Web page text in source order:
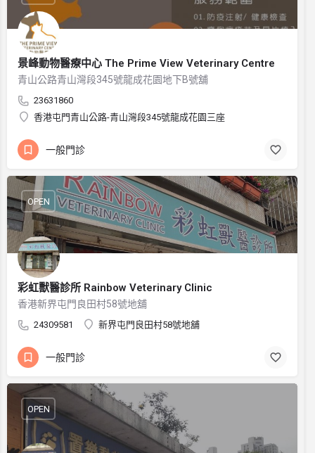
景峰動物醫療中心 The Prime View Veterinary Centre
青山公路青山灣段345號龍成花園地下B號舖
23631860
香港屯門青山公路-青山灣段345號龍成花園三座
一般門診
彩虹獸醫診所 Rainbow Veterinary Clinic
香港新界屯門良田村58號地舖
24309581 新界屯門良田村58號地舖
OPEN
一般門診
OPEN